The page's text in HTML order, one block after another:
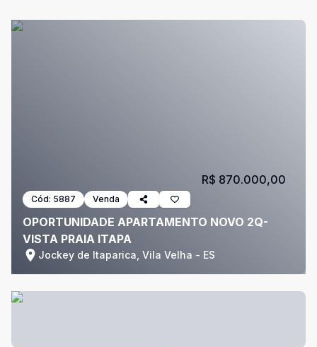
Cód: 5887 Venda
OPORTUNIDADE APARTAMENTO NOVO 2Q-
VISTA PRAIA ITAPA
Jockey de Itaparica, Vila Velha - ES
R$ 870.000,00